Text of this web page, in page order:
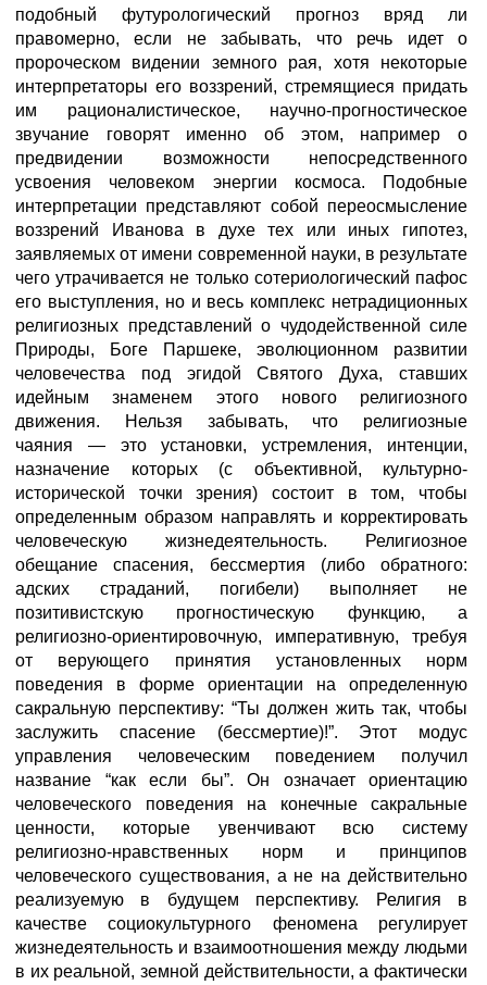
подобный футурологический прогноз вряд ли
правомерно, если не забывать, что речь идет о
пророческом видении земного рая, хотя некоторые
интерпретаторы его воззрений, стремящиеся придать
им рационалистическое, научно-прогностическое
звучание говорят именно об этом, например о
предвидении возможности непосредственного
усвоения человеком энергии космоса. Подобные
интерпретации представляют собой переосмысление
воззрений Иванова в духе тех или иных гипотез,
заявляемых от имени современной науки, в результате
чего утрачивается не только сотериологический пафос
его выступления, но и весь комплекс нетрадиционных
религиозных представлений о чудодейственной силе
Природы, Боге Паршеке, эволюционном развитии
человечества под эгидой Святого Духа, ставших
идейным знаменем этого нового религиозного
движения. Нельзя забывать, что религиозные
чаяния — это установки, устремления, интенции,
назначение которых (с объективной, культурно-
исторической точки зрения) состоит в том, чтобы
определенным образом направлять и корректировать
человеческую жизнедеятельность. Религиозное
обещание спасения, бессмертия (либо обратного:
адских страданий, погибели) выполняет не
позитивистскую прогностическую функцию, а
религиозно-ориентировочную, императивную, требуя
от верующего принятия установленных норм
поведения в форме ориентации на определенную
сакральную перспективу: “Ты должен жить так, чтобы
заслужить спасение (бессмертие)!”. Этот модус
управления человеческим поведением получил
название “как если бы”. Он означает ориентацию
человеческого поведения на конечные сакральные
ценности, которые увенчивают всю систему
религиозно-нравственных норм и принципов
человеческого существования, а не на действительно
реализуемую в будущем перспективу. Религия в
качестве социокультурного феномена регулирует
жизнедеятельность и взаимоотношения между людьми
в их реальной, земной действительности, а фактически